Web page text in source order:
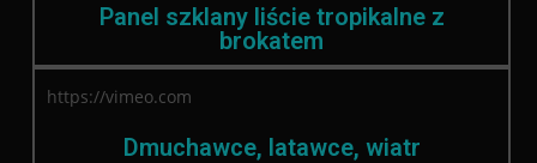
Panel szklany liście tropikalne z
brokatem
https://vimeo.com
Dmuchawce, latawce, wiatr